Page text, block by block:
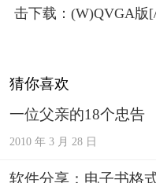
击下载：(W)QVGA版
猜你喜欢
一位父亲的18个忠告
2010 年 3 月 28 日
软件分享：电子书格